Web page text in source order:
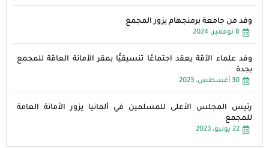
وفد من جامعة برمنجهام يزور المجمع
8 نوفمبر، 2024
وفد علماء الأمّة يعقد اجتماعًا تنسيقيًّا بمقر الأمانة العامّة للمجمع
بجدة
30 أغسطس، 2023
رئيس المجلس الأعلى للمسلمين في ألمانيا يزور الأمانة العامة
للمجمع
22 يونيو، 2023